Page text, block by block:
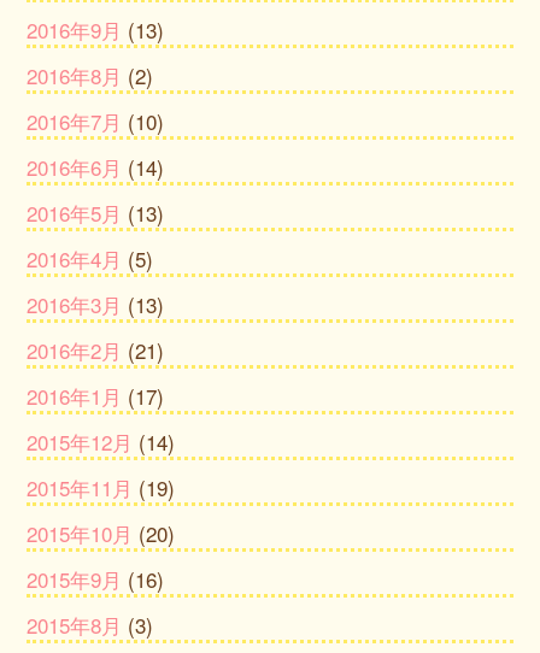
2016年9月 (13)
2016年8月 (2)
2016年7月 (10)
2016年6月 (14)
2016年5月 (13)
2016年4月 (5)
2016年3月 (13)
2016年2月 (21)
2016年1月 (17)
2015年12月 (14)
2015年11月 (19)
2015年10月 (20)
2015年9月 (16)
2015年8月 (3)